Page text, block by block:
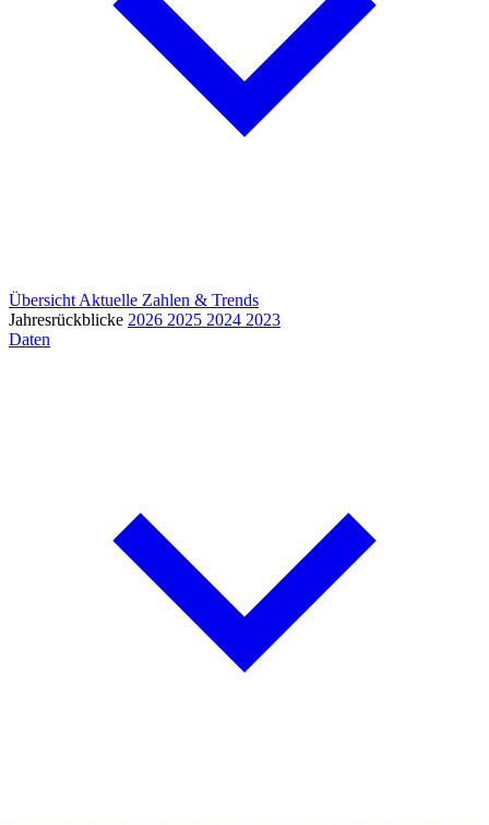
Übersicht Aktuelle Zahlen & Trends
Jahresrückblicke 2026 2025 2024 2023
Daten